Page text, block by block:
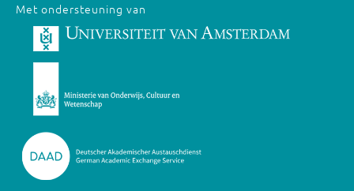
Met ondersteuning van